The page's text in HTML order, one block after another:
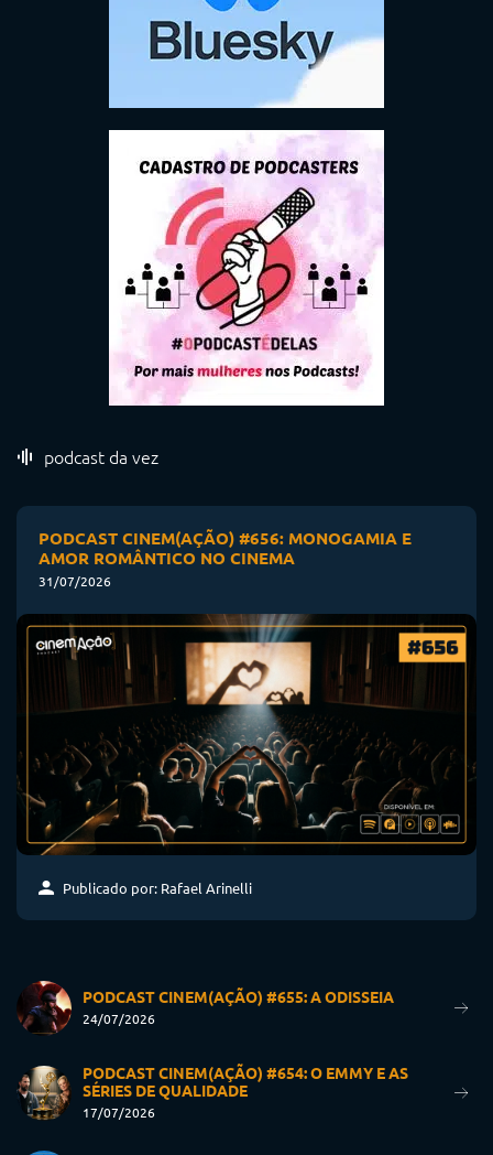
podcast da vez
PODCAST CINEM(AÇÃO) #656: MONOGAMIA E
AMOR ROMÂNTICO NO CINEMA
31/07/2026
Publicado por: Rafael Arinelli
PODCAST CINEM(AÇÃO) #655: A ODISSEIA
24/07/2026
PODCAST CINEM(AÇÃO) #654: O EMMY E AS
SÉRIES DE QUALIDADE
17/07/2026